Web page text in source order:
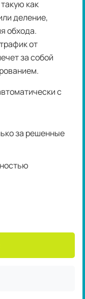
как
деление,
обхода.
от
за собой
с
за решенные